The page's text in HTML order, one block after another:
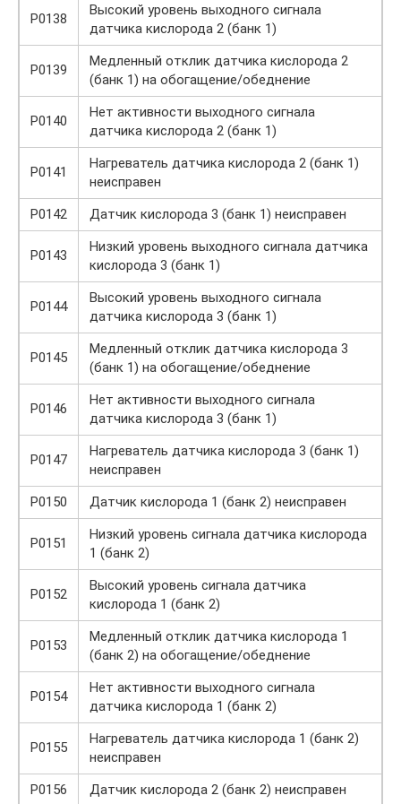
P0138
Высокий уровень выходного сигнала
датчика кислорода 2 (банк 1)
P0139
Медленный отклик датчика кислорода 2
(банк 1) на обогащение/обеднение
P0140
Нет активности выходного сигнала
датчика кислорода 2 (банк 1)
P0141
Нагреватель датчика кислорода 2 (банк 1)
неисправен
P0142
Датчик кислорода 3 (банк 1) неисправен
P0143
Низкий уровень выходного сигнала датчика
кислорода 3 (банк 1)
P0144
Высокий уровень выходного сигнала
датчика кислорода 3 (банк 1)
P0145
Медленный отклик датчика кислорода 3
(банк 1) на обогащение/обеднение
P0146
Нет активности выходного сигнала
датчика кислорода 3 (банк 1)
P0147
Нагреватель датчика кислорода 3 (банк 1)
неисправен
P0150
Датчик кислорода 1 (банк 2) неисправен
P0151
Низкий уровень сигнала датчика кислорода
1 (банк 2)
P0152
Высокий уровень сигнала датчика
кислорода 1 (банк 2)
P0153
Медленный отклик датчика кислорода 1
(банк 2) на обогащение/обеднение
P0154
Нет активности выходного сигнала
датчика кислорода 1 (банк 2)
P0155
Нагреватель датчика кислорода 1 (банк 2)
неисправен
P0156
Датчик кислорода 2 (банк 2) неисправен